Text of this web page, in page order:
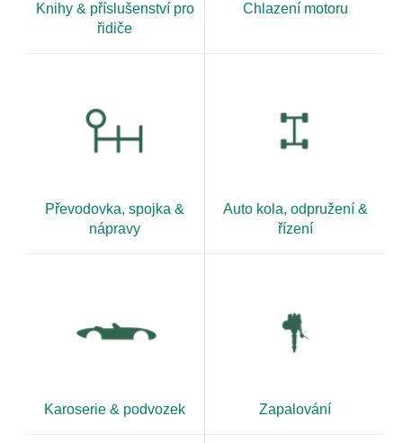
Knihy & příslušenství pro
řidiče
Chlazení motoru
Převodovka, spojka &
nápravy
Auto kola, odpružení &
řízení
Karoserie & podvozek Zapalování